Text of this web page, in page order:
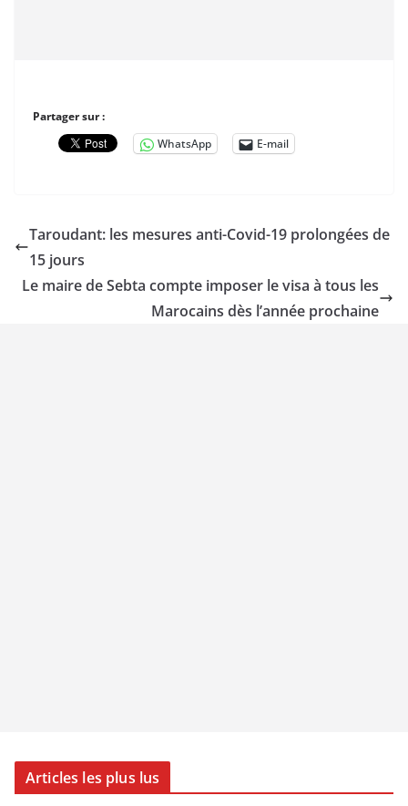
Partager sur :
WhatsApp
E-mail
Taroudant: les mesures anti-Covid-19 prolongées de
15 jours
Le maire de Sebta compte imposer le visa à tous les
Marocains dès l’année prochaine
Articles les plus lus